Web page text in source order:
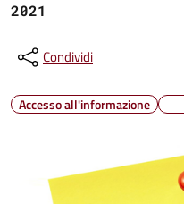
2021
Condividi
Accesso all'informazione